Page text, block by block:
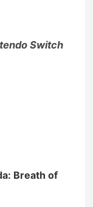
Switch
Breath of